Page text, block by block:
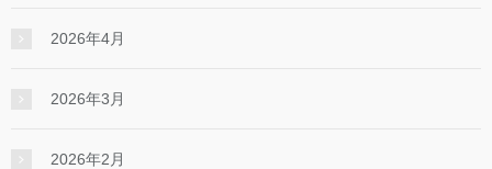
2026年4月
2026年3月
2026年2月